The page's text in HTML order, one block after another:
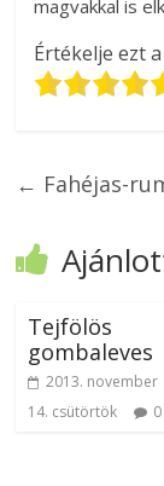
magvakkal is
Értékelje ezt
← Fahéjas-
Tejfölös
gombaleves
2013. november
14. csütörtök
0